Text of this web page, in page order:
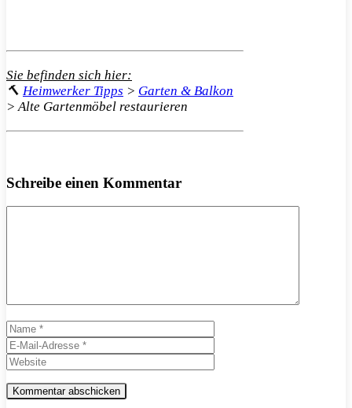
Sie befinden sich hier:
🔨 Heimwerker Tipps > Garten & Balkon
>Alte Gartenmöbel restaurieren
Schreibe einen Kommentar
Name
Mail-
Adresse